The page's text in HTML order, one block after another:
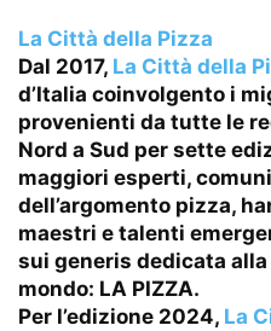
La Città della Pizza
Dal 2017, La Città della
d’Italia coinvolgento i
provenienti da tutte le
Nord a Sud per sette
maggiori esperti,
dell’argomento pizza,
maestri e talenti
sui generis dedicata
mondo: LA PIZZA.
Per l’edizione 2024, La